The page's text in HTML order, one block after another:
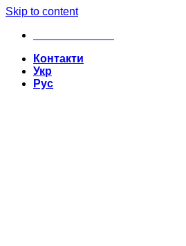
Skip to content
Контакти
Укр
Рус